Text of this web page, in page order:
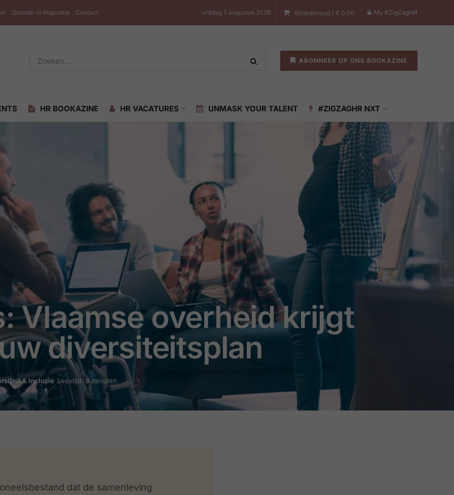
Outside-in Inspiratie Contact vrijdag 7 augustus 2026 Winkelmand / € 0,00 My #ZigZagHR
ABONNEER OP ONS BOOKAZINE
HR BOOKAZINE HR VACATURES UNMASK YOUR TALENT #ZIGZAGHR NXT
Vlaamse overheid krijgt
diversiteitsplan
& Inclusie Leestijd: 3 minuten
dat de samenleving